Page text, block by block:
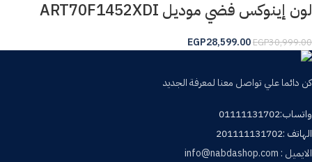
لون إينوكس فضي موديل ART70F1452XDI
EGP30,999.00
EGP28,599.00
كن دائما علي تواصل معنا لمعرفة الجديد
واتساب:01111131702
الهاتف :201111131702
الايميل : info@nabdashop.com